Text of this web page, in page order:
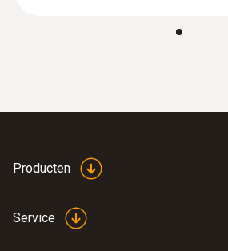
: 0602 0092
Verwisselbare meetkop voor
Producten
Service